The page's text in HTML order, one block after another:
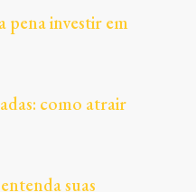
pena investir em
como atrair
suas